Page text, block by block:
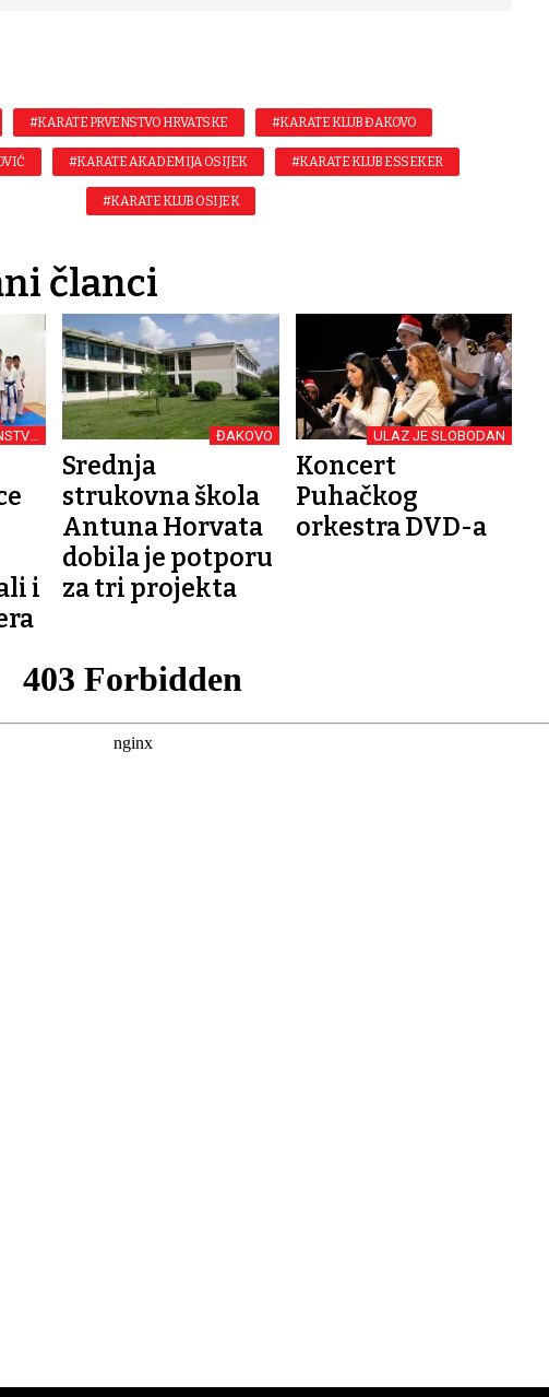
#KARATE PRVENSTVO HRVATSKE #KARATE KLUB ĐAKOVO
#KARATE AKADEMIJA OSIJEK #KARATE KLUB ESSEKER
#KARATE KLUB OSIJEK
članci
i
ĐAKOVO
Srednja
strukovna škola
Antuna Horvata
dobila je potporu
za tri projekta
ULAZ JE SLOBODAN
Koncert
Puhačkog
orkestra DVD-a